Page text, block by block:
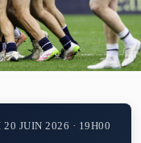
20 JUIN 2026 · 19H00